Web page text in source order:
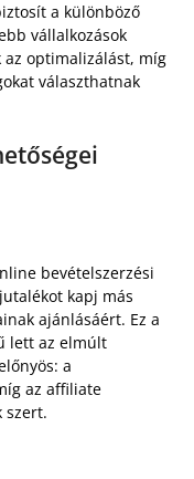
a különböző
vállalkozások
az optimalizálást, míg
választhatnak
bevételszerzési
kapj más
ajánlásáért. Ez a
lett az elmúlt
a
az affiliate
szert.